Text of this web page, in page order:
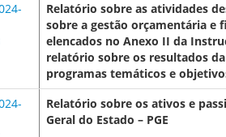
Relatório sobre as atividades
sobre a gestão orçamentária e
elencados no Anexo II da
relatório sobre os resultados
programas temáticos e
Relatório sobre os ativos e
Geral do Estado – PGE